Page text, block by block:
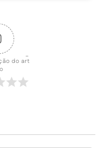
do art